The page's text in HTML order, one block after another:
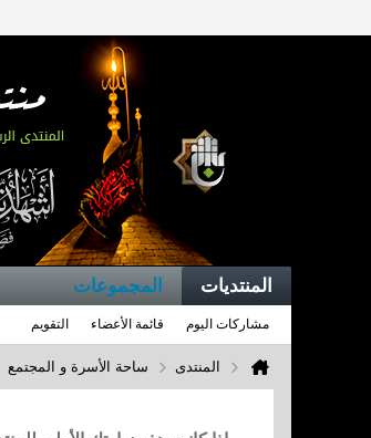
المنتديات المجموعات
مشاركات اليوم قائمة الأعضاء التقويم
المنتدى ساحة الأسرة و المجتمع